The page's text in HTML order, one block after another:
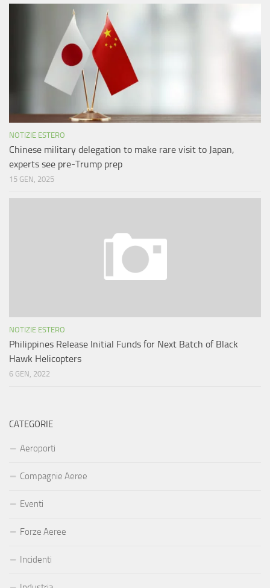
NOTIZIE ESTERO
Chinese military delegation to make rare visit to Japan,
experts see pre-Trump prep
15 GEN, 2025
NOTIZIE ESTERO
Philippines Release Initial Funds for Next Batch of Black
Hawk Helicopters
6 GEN, 2022
CATEGORIE
Aeroporti
Compagnie Aeree
Eventi
Forze Aeree
Incidenti